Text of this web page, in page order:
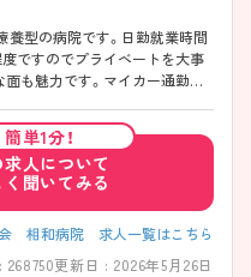
型の病院です。日勤就業時間
度ですのでプライベートを大事
も魅力です。マイカー通勤可
さらに詳細をお話しいたします
簡単1分！
求人について
聞いてみる
相和病院 求人一覧はこちら
268750更新日 : 2026年5月26日